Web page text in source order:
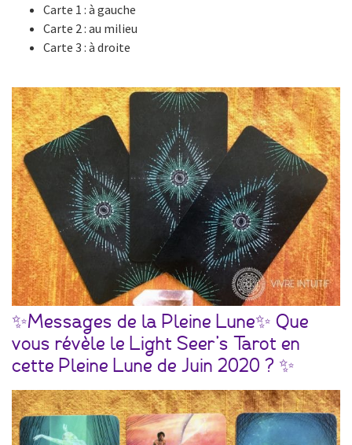
Carte 1 : à gauche
Carte 2 : au milieu
Carte 3 : à droite
✨Messages de la Pleine Lune✨ Que
vous révèle le Light Seer’s Tarot en
cette Pleine Lune de Juin 2020 ? ✨